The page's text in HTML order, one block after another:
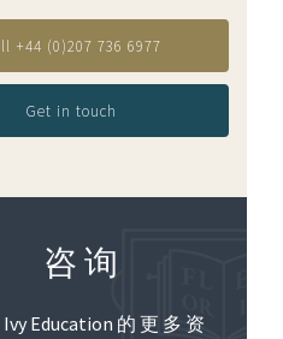
+44 (0)207 736 6977
Get in touch
咨 询
Education 的 更 多 资